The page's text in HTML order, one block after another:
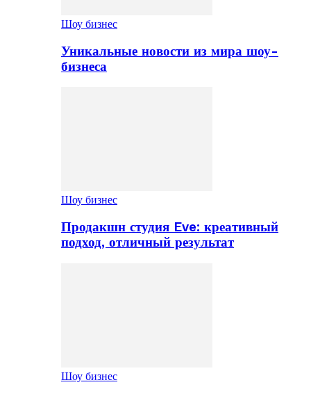
Шоу бизнес
Уникальные новости из мира шоу-
бизнеса
Шоу бизнес
Продакшн студия Eve: креативный
подход, отличный результат
Шоу бизнес